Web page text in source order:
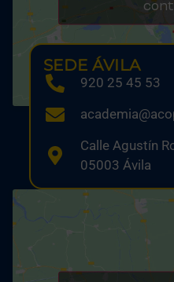
SEDE ÁVILA
920 25 45 53
Calle Agustín
05003 Ávila